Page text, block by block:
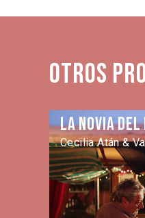
Otros
La novia
Cecilia Atán &